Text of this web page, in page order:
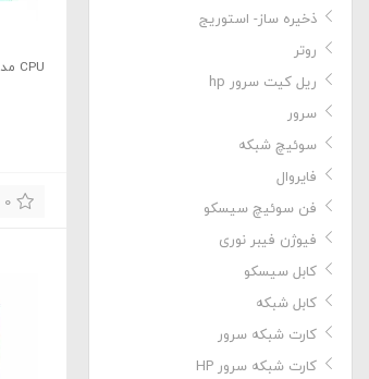
CPU مدل Xeon E5-2630L v3 برند Intel
0
ذخیره ساز- استوریج
روتر
ریل کیت سرور hp
سرور
سوئیچ شبکه
فایروال
فن سوئیچ سیسکو
فیوژن فیبر نوری
کابل سیسکو
کابل شبکه
کارت شبکه سرور
کارت شبکه سرور HP